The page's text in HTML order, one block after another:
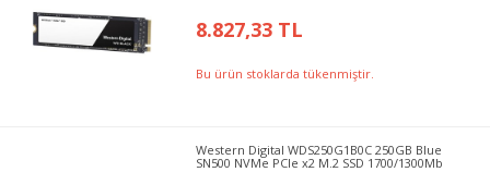
8.827,33 TL
Bu ürün stoklarda tükenmiştir.
Western Digital WDS250G1B0C 250GB Blue
SN500 NVMe PCIe x2 M.2 SSD 1700/1300Mb